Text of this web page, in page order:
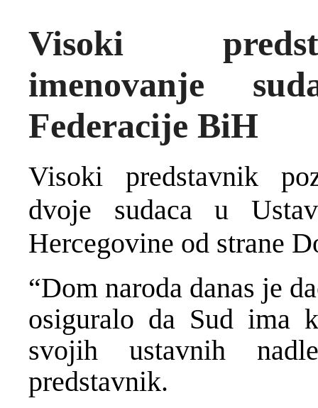
Visoki
imenovanje
Federacije BiH
Visoki predstavnik
dvoje sudaca u
Hercegovine od strane
“Dom naroda danas je
osiguralo da Sud ima
svojih ustavnih
predstavnik.